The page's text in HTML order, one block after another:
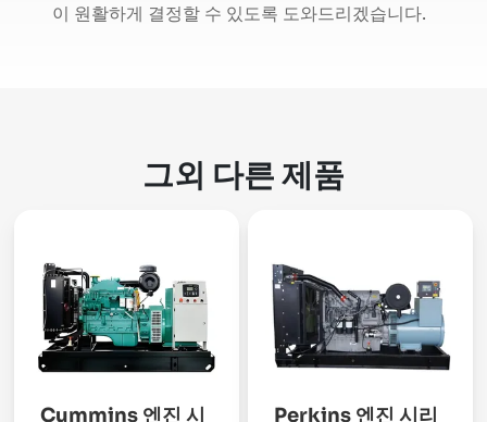
이 원활하게 결정할 수 있도록 도와드리겠습니다.
그외 다른 제품
Cummins 엔진 시
Perkins 엔진 시리